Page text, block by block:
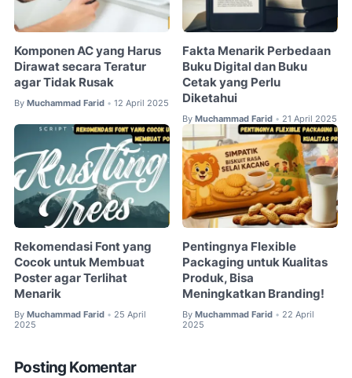
Komponen AC yang Harus
Dirawat secara Teratur
agar Tidak Rusak
By Muchammad Farid • 12 April 2025
Fakta Menarik Perbedaan
Buku Digital dan Buku
Cetak yang Perlu
Diketahui
By Muchammad Farid • 21 April 2025
Rekomendasi Font yang
Cocok untuk Membuat
Poster agar Terlihat
Menarik
By Muchammad Farid • 25 April
2025
Pentingnya Flexible
Packaging untuk Kualitas
Produk, Bisa
Meningkatkan Branding!
By Muchammad Farid • 22 April
2025
Posting Komentar